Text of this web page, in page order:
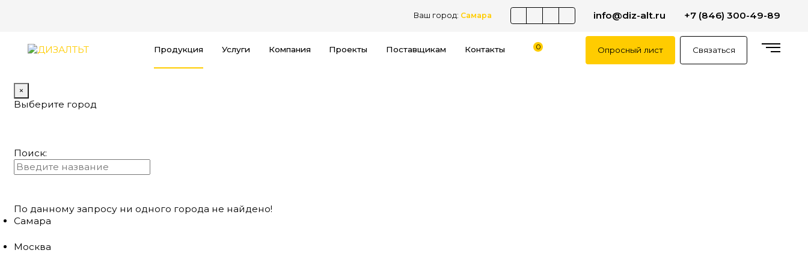
Ваш город: Самара info@diz-alt.ru +7 (846) 300-49-89
Продукция Услуги Компания Проекты Поставщикам Контакты 0 Опросный лист Связаться
×
Выберите город
Поиск:
По данному запросу ни одного города не найдено!
Самара
Москва